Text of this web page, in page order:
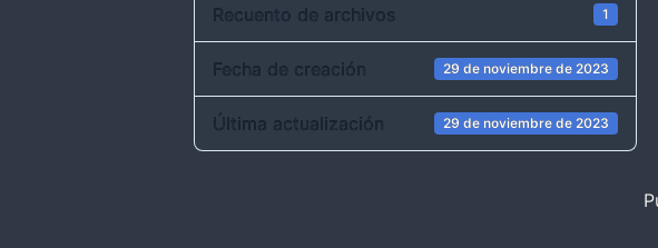
Recuento de archivos 1
Fecha de creación 29 de noviembre de 2023
Última actualización 29 de noviembre de 2023